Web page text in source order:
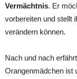
Vermächtnis. Er
vorbereiten und stellt
verändern können.
Nach und nach
Orangenmädchen ist